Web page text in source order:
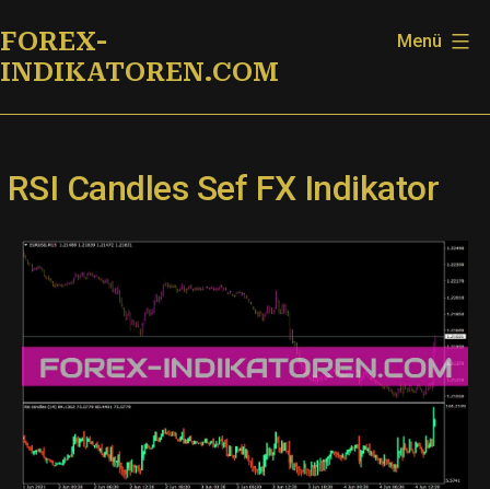
Inhalt
springen
FOREX-
INDIKATOREN.COM
Menü
RSI Candles Sef FX Indikator